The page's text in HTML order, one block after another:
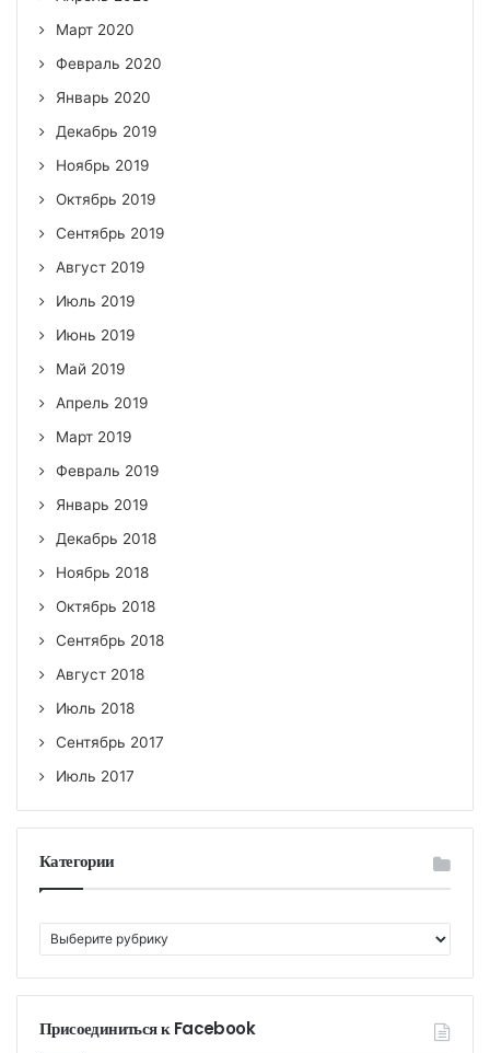
Март 2020
Февраль 2020
Январь 2020
Декабрь 2019
Ноябрь 2019
Октябрь 2019
Сентябрь 2019
Август 2019
Июль 2019
Июнь 2019
Май 2019
Апрель 2019
Март 2019
Февраль 2019
Январь 2019
Декабрь 2018
Ноябрь 2018
Октябрь 2018
Сентябрь 2018
Август 2018
Июль 2018
Сентябрь 2017
Июль 2017
Категории
а
т
г
Присоединиться к Facebook